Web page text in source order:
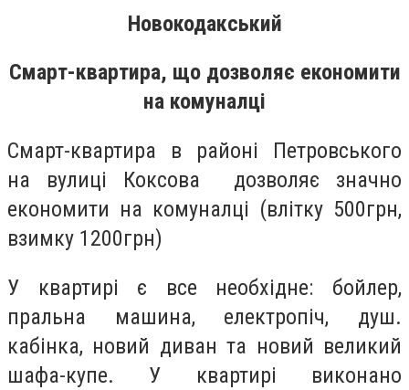
Новокодакський
Смарт-квартира, що дозволяє економити
на комуналці
Смарт-квартира в районі Петровського
на вулиці Коксова дозволяє значно
економити на комуналці (влітку 500грн,
взимку 1200грн)
У квартирі є все необхідне: бойлер,
пральна машина, електропіч, душ.
кабінка, новий диван та новий великий
шафа-купе. У квартирі виконано